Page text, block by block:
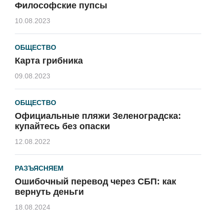
Философские пупсы
10.08.2023
ОБЩЕСТВО
Карта грибника
09.08.2023
ОБЩЕСТВО
Официальные пляжи Зеленоградска:
купайтесь без опаски
12.08.2022
РАЗЪЯСНЯЕМ
Ошибочный перевод через СБП: как
вернуть деньги
18.08.2024